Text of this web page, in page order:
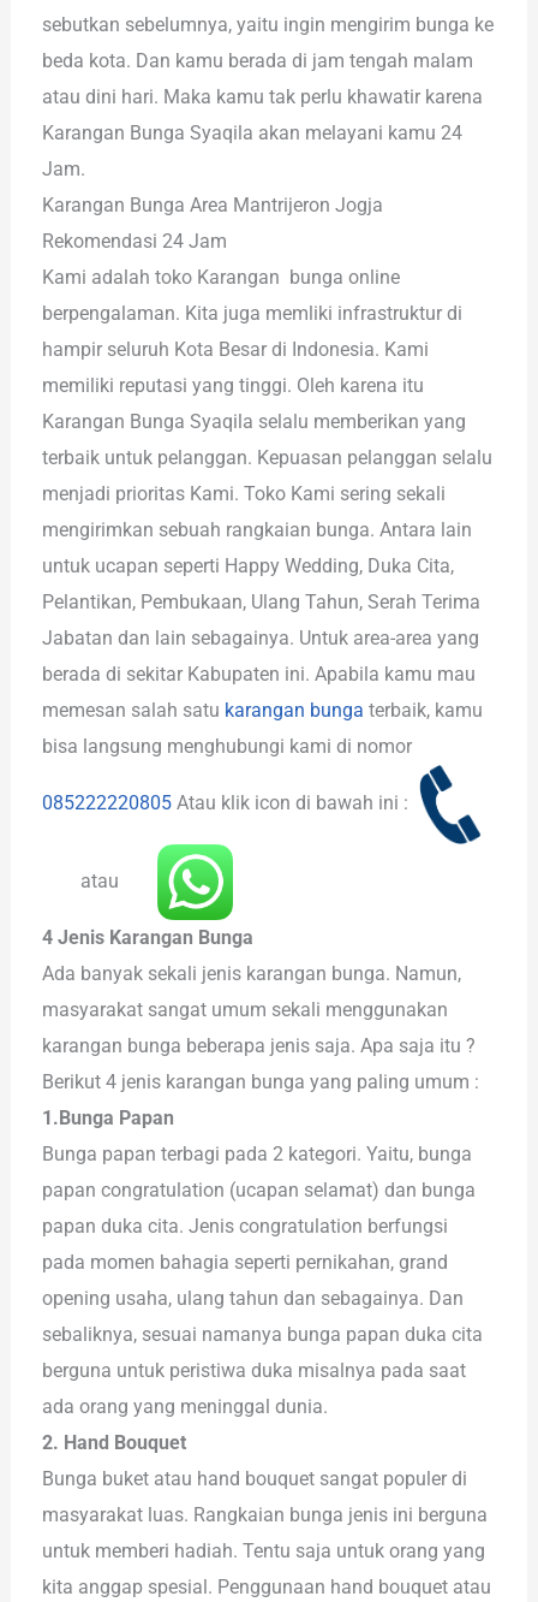
sebutkan sebelumnya, yaitu ingin mengirim bunga ke
beda kota. Dan kamu berada di jam tengah malam
atau dini hari. Maka kamu tak perlu khawatir karena
Karangan Bunga Syaqila akan melayani kamu 24
Jam.
Karangan Bunga Area Mantrijeron Jogja
Rekomendasi 24 Jam
Kami adalah toko Karangan bunga online
berpengalaman. Kita juga memliki infrastruktur di
hampir seluruh Kota Besar di Indonesia. Kami
memiliki reputasi yang tinggi. Oleh karena itu
Karangan Bunga Syaqila selalu memberikan yang
terbaik untuk pelanggan. Kepuasan pelanggan selalu
menjadi prioritas Kami. Toko Kami sering sekali
mengirimkan sebuah rangkaian bunga. Antara lain
untuk ucapan seperti Happy Wedding, Duka Cita,
Pelantikan, Pembukaan, Ulang Tahun, Serah Terima
Jabatan dan lain sebagainya. Untuk area-area yang
berada di sekitar Kabupaten ini. Apabila kamu mau
memesan salah satu karangan bunga terbaik, kamu
bisa langsung menghubungi kami di nomor
085222220805 Atau klik icon di bawah ini :
atau
4 Jenis Karangan Bunga
Ada banyak sekali jenis karangan bunga. Namun,
masyarakat sangat umum sekali menggunakan
karangan bunga beberapa jenis saja. Apa saja itu ?
Berikut 4 jenis karangan bunga yang paling umum :
1.Bunga Papan
Bunga papan terbagi pada 2 kategori. Yaitu, bunga
papan congratulation (ucapan selamat) dan bunga
papan duka cita. Jenis congratulation berfungsi
pada momen bahagia seperti pernikahan, grand
opening usaha, ulang tahun dan sebagainya. Dan
sebaliknya, sesuai namanya bunga papan duka cita
berguna untuk peristiwa duka misalnya pada saat
ada orang yang meninggal dunia.
2. Hand Bouquet
Bunga buket atau hand bouquet sangat populer di
masyarakat luas. Rangkaian bunga jenis ini berguna
untuk memberi hadiah. Tentu saja untuk orang yang
kita anggap spesial. Penggunaan hand bouquet atau